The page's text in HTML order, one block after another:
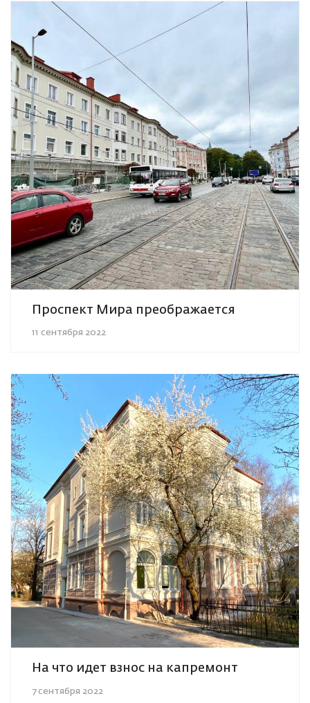
Проспект Мира преображается
11 сентября 2022
На что идет взнос на капремонт
7 сентября 2022